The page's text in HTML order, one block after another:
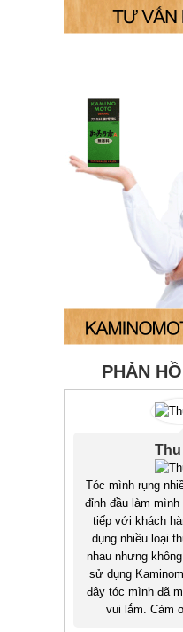
PHẢN
Thu
Tóc mình rụng
đỉnh đầu làm
tiếp với khách
dụng nhiều loại
nhau nhưng
sử dụng
đây tóc mình đã
vui lắm. Cảm